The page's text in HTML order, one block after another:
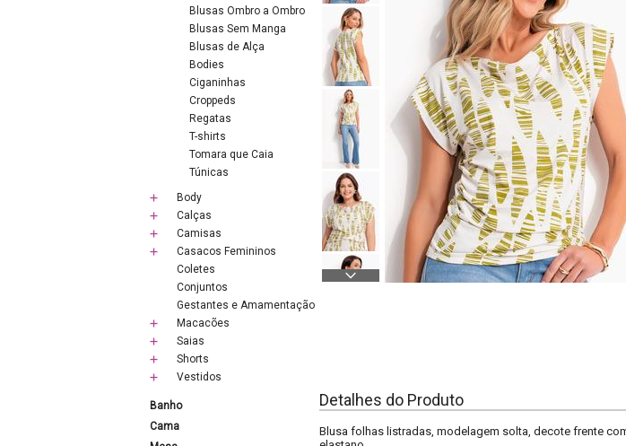
Blusas Ombro a Ombro
Blusas Sem Manga
Blusas de Alça
Bodies
Ciganinhas
Croppeds
Regatas
T-shirts
Tomara que Caia
Túnicas
Body
Calças
Camisas
Casacos Femininos
Coletes
Conjuntos
Gestantes e Amamentação
Macacões
Saias
Shorts
Vestidos
Banho
Cama
Detalhes do Produto
Blusa folhas listradas, modelagem solta, decote frente